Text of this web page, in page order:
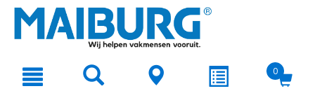
text.skipToNavigation
0